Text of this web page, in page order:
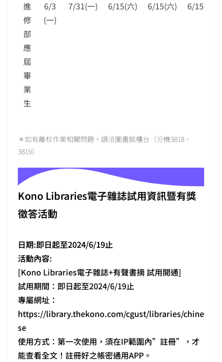
進
修
部
應
屆
畢
業
生
6/3
(一)
7/31(一) 6/15(六) 6/15(六) 6/15(六)
＊如有離校作業相關問題，請洽圖書館櫃台（分機3818、
3819）
Kono Libraries電子雜誌試用資訊暨有獎
徵答活動
日期:即日起至2024/6/19止
活動內容:
[Kono Libraries電子雜誌+有聲書摘 試用開通]
試用期間：即日起至2024/6/19止
專屬網址：
https://library.thekono.com/cgust/libraries/chine
se
使用方式：第一次使用，須在IP範圍內”註冊”，才
能查看全文！註冊好之帳密通用APP。